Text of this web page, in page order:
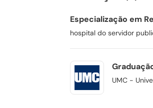
Especialização em
hospital do servidor
UMC -